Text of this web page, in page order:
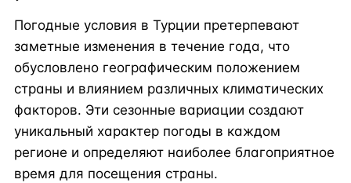
Погодные условия в Турции претерпевают
заметные изменения в течение года, что
обусловлено географическим положением
страны и влиянием различных климатических
факторов. Эти сезонные вариации создают
уникальный характер погоды в каждом
регионе и определяют наиболее благоприятное
время для посещения страны.